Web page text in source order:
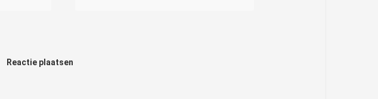
Reactie plaatsen